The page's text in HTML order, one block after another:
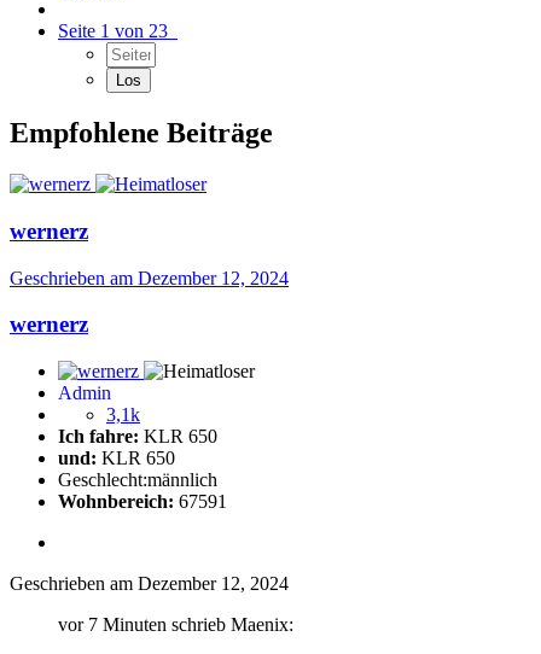
Seite 1 von 23
Empfohlene Beiträge
wernerz
Geschrieben am Dezember 12, 2024
wernerz
Admin
3,1k
Ich fahre: KLR 650
und: KLR 650
Geschlecht:männlich
Wohnbereich: 67591
Geschrieben am Dezember 12, 2024
vor 7 Minuten schrieb Maenix: